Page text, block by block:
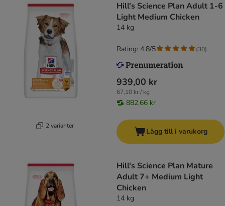
2 varianter
Hill's Science Plan Adult 1-6
Light Medium Chicken
14 kg
939,00 kr
67,10 kr / kg
882,66 kr
Rating: 4.8/5 (30)
Lägg till i varukorg
Hill's Science Plan Mature
Adult 7+ Medium Light
Chicken
14 kg